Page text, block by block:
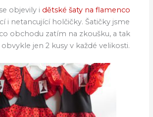
objevily i dětské šaty na flamenco
i netancující holčičky. Šatičky jsme
obchodu zatím na zkoušku, a tak
jen 2 kusy v každé velikosti.